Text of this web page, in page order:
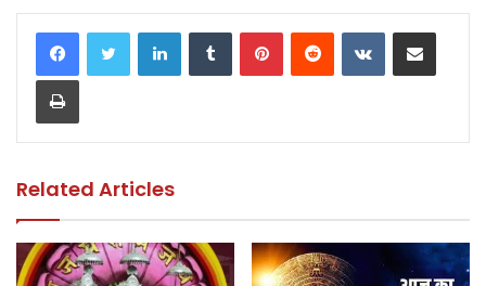
c
e
b
o
k
itt
er
a
ts
p
ai
l
p
y
n
ar
e
LinkedInTumblrPinterestReddit VKontakteShare via Email
Print
Related Articles